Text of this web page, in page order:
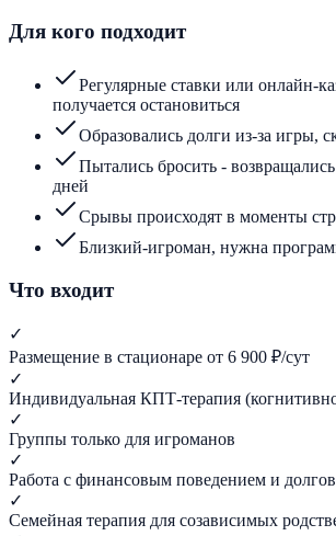
Для кого подходит
Регулярные ставки или онлайн-
получается остановиться
Образовались долги из-за игры,
Пытались бросить - возвращались
дней
Срывы происходят в моменты
Близкий-игроман, нужна
Что входит
✓
Размещение в стационаре от 6 900 ₽/сут
✓
Индивидуальная КПТ-терапия
✓
Группы только для игроманов
✓
Работа с финансовым поведением и
✓
Семейная терапия для созависимых